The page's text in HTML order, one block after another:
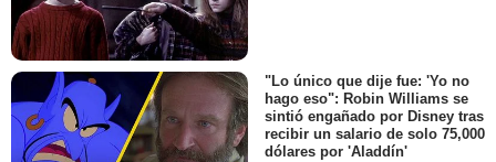
"Lo único que dije fue: 'Yo no
hago eso": Robin Williams se
sintió engañado por Disney tras
recibir un salario de solo 75,000
dólares por 'Aladdín'